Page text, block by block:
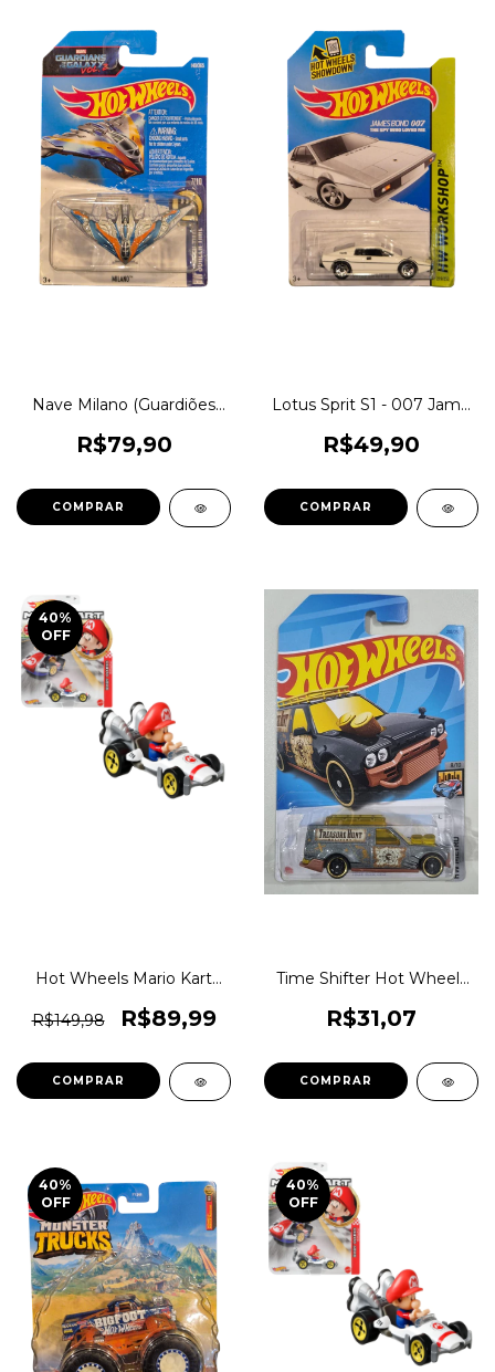
Nave Milano (Guardiões
- Hot Wheels 1:64 Venda
Unitária 1magnus DTX03
R$79,90
Lotus Sprit S1 - 007 Jame
Wheels Screen Time
Colecionável 1:64 Metal
R$49,90
40%
OFF
Hot Wheels Mario Kart
1magnus
R$149,98 R$89,99
COMPRAR
Time Shifter Hot Wheels
1magnus T-hunt
R$31,07
COMPRAR
40%
OFF
40%
OFF